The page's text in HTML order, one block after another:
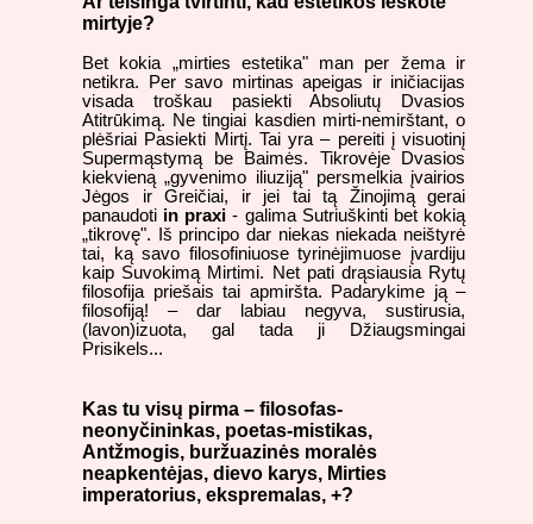
mirtyje?
Bet kokia „mirties estetika" man per žema ir
netikra. Per savo mirtinas apeigas ir iničiacijas
visada troškau pasiekti Absoliutų Dvasios
Atitrūkimą. Ne tingiai kasdien mirti-nemirštant, o
plėšriai Pasiekti Mirtį. Tai yra – pereiti į visuotinį
Supermąstymą be Baimės. Tikrovėje Dvasios
kiekvieną „gyvenimo iliuziją" persmelkia įvairios
Jėgos ir Greičiai, ir jei tai tą Žinojimą gerai
panaudoti in praxi - galima Sutriuškinti bet kokią
„tikrovę". Iš principo dar niekas niekada neištyrė
tai, ką savo filosofiniuose tyrinėjimuose įvardiju
kaip Suvokimą Mirtimi. Net pati drąsiausia Rytų
filosofija priešais tai apmiršta. Padarykime ją –
filosofiją! – dar labiau negyva, sustirusia,
(lavon)izuota, gal tada ji Džiaugsmingai
Prisikels...
Kas tu visų pirma – filosofas-
neonyčininkas, poetas-mistikas,
Antžmogis, buržuazinės moralės
neapkentėjas, dievo karys, Mirties
imperatorius, ekspremalas, +?